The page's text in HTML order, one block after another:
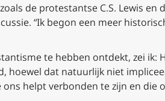
de protestantse C.S. Lewis en
“Ik begon een meer
te hebben ontdekt, zei ik:
hoewel dat natuurlijk niet
helpt verbonden te zijn en die